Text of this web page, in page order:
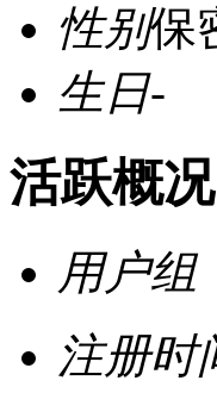
性别保
生日-
活跃概况
用户组
注册时